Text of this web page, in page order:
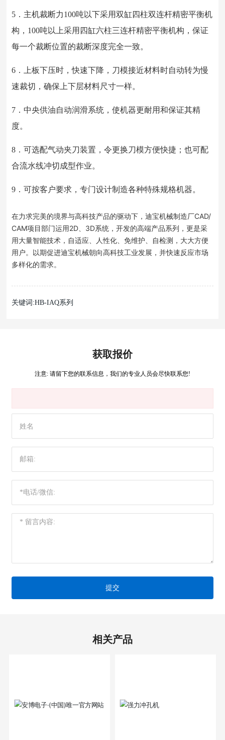
5．主机裁断力100吨以下采用双缸四柱双连杆精密平衡机
构，100吨以上采用四缸六柱三连杆精密平衡机构，保证
每一个裁断位置的裁断深度完全一致。
6．上板下压时，快速下降，刀模接近材料时自动转为慢
速裁切，确保上下层材料尺寸一样。
7．中央供油自动润滑系统，使机器更耐用和保证其精
度。
8．可选配气动夹刀装置，令更换刀模方便快捷；也可配
合流水线冲切成型作业。
9．可按客户要求，专门设计制造各种特殊规格机器。
在力求完美的境界与高科技产品的驱动下，迪宝机械制造厂CAD/
CAM项目部门运用2D、3D系统，开发的高端产品系列，更是采
用大量智能技术，自适应、人性化、免维护、自检测，大大方便
用户。以期促进迪宝机械朝向高科技工业发展，并快速反应市场
多样化的需求。
关键词:HB-IAQ系列
获取报价
注意: 请留下您的联系信息，我们的专业人员会尽快联系您!
提交
相关产品